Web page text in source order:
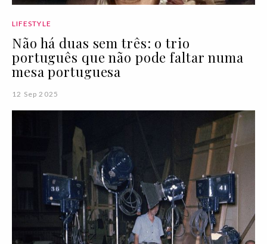
LIFESTYLE
Não há duas sem três: o trio
português que não pode faltar numa
mesa portuguesa
12 Sep 2025